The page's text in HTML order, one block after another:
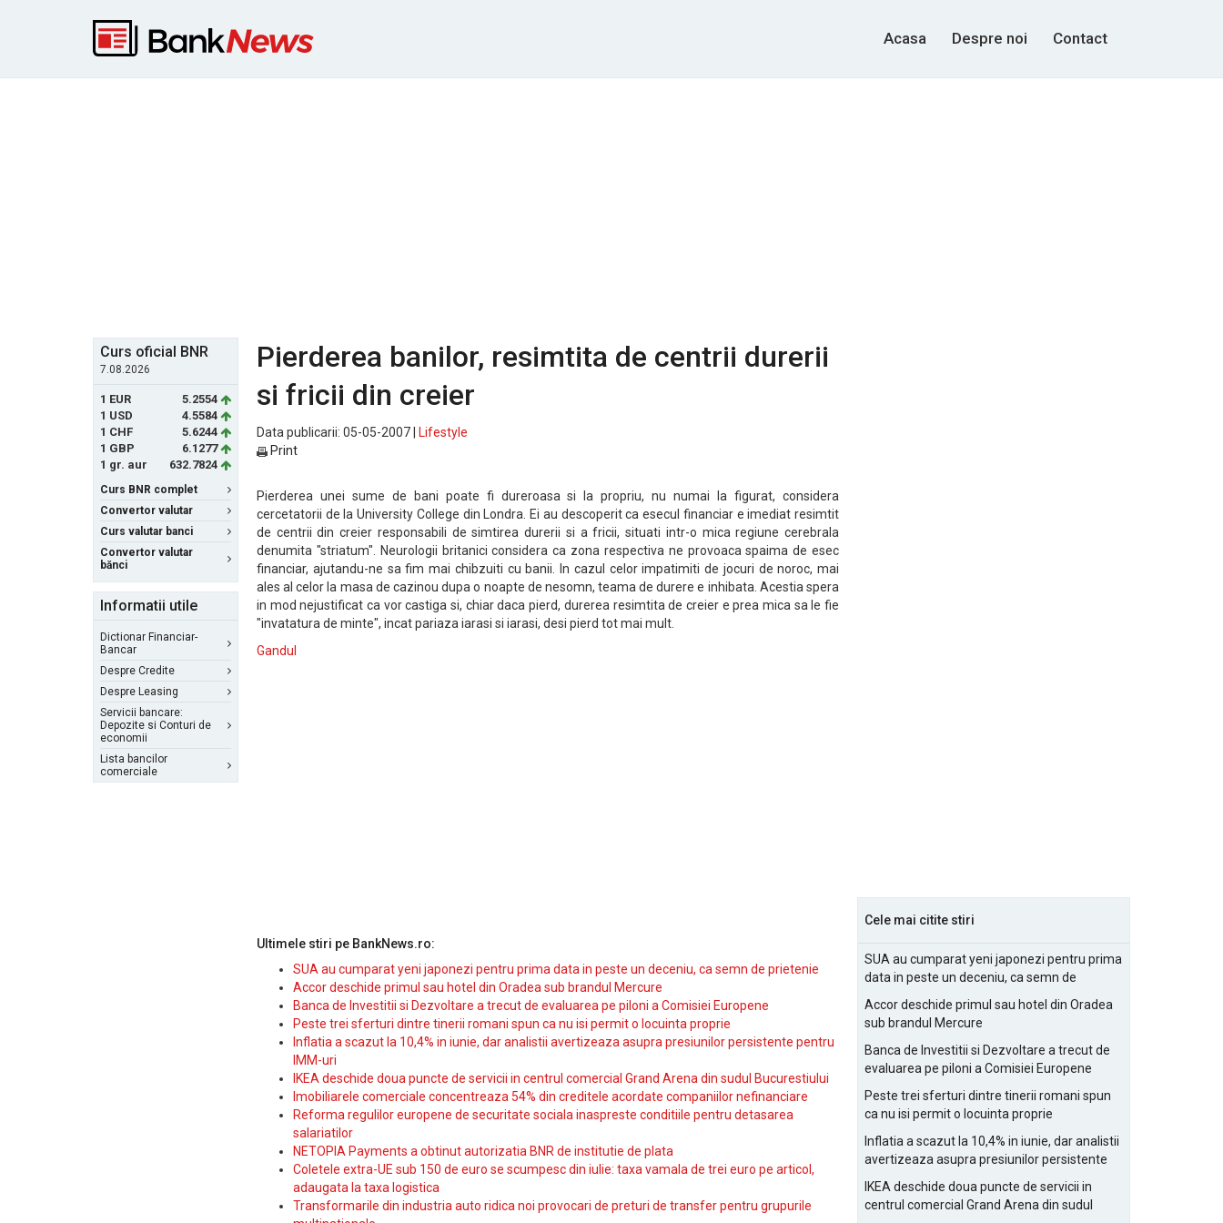
Acasa Despre noi Contact
Curs oficial BNR
7.08.2026
1 EUR
5.2554
1 USD
4.5584
1 CHF
5.6244
1 GBP
6.1277
1 gr. aur
632.7824
Curs BNR complet
Convertor valutar
Curs valutar banci
Convertor valutar
bănci
Informatii utile
Dictionar Financiar-
Bancar
Despre Credite
Despre Leasing
Servicii bancare:
Depozite si Conturi de
economii
Lista bancilor
comerciale
Pierderea banilor, resimtita de centrii durerii
si fricii din creier
Data publicarii: 05-05-2007 |
Lifestyle
Print
Pierderea unei sume de bani poate fi dureroasa si la propriu, nu numai la figurat, considera
cercetatorii de la University College din Londra. Ei au descoperit ca esecul financiar e imediat resimtit
de centrii din creier responsabili de simtirea durerii si a fricii, situati intr-o mica regiune cerebrala
denumita "striatum". Neurologii britanici considera ca zona respectiva ne provoaca spaima de esec
financiar, ajutandu-ne sa fim mai chibzuiti cu banii. In cazul celor impatimiti de jocuri de noroc, mai
ales al celor la masa de cazinou dupa o noapte de nesomn, teama de durere e inhibata. Acestia spera
in mod nejustificat ca vor castiga si, chiar daca pierd, durerea resimtita de creier e prea mica sa le fie
"invatatura de minte", incat pariaza iarasi si iarasi, desi pierd tot mai mult.
Gandul
Ultimele stiri pe BankNews.ro:
SUA au cumparat yeni japonezi pentru prima data in peste un deceniu, ca semn de prietenie
Accor deschide primul sau hotel din Oradea sub brandul Mercure
Banca de Investitii si Dezvoltare a trecut de evaluarea pe piloni a Comisiei Europene
Peste trei sferturi dintre tinerii romani spun ca nu isi permit o locuinta proprie
Inflatia a scazut la 10,4% in iunie, dar analistii avertizeaza asupra presiunilor persistente pentru
IMM-uri
IKEA deschide doua puncte de servicii in centrul comercial Grand Arena din sudul Bucurestiului
Imobiliarele comerciale concentreaza 54% din creditele acordate companiilor nefinanciare
Reforma regulilor europene de securitate sociala inaspreste conditiile pentru detasarea
salariatilor
NETOPIA Payments a obtinut autorizatia BNR de institutie de plata
Coletele extra-UE sub 150 de euro se scumpesc din iulie: taxa vamala de trei euro pe articol,
adaugata la taxa logistica
Transformarile din industria auto ridica noi provocari de preturi de transfer pentru grupurile
Cele mai citite stiri
SUA au cumparat yeni japonezi pentru prima
data in peste un deceniu, ca semn de
Accor deschide primul sau hotel din Oradea
sub brandul Mercure
Banca de Investitii si Dezvoltare a trecut de
evaluarea pe piloni a Comisiei Europene
Peste trei sferturi dintre tinerii romani spun
ca nu isi permit o locuinta proprie
Inflatia a scazut la 10,4% in iunie, dar analistii
avertizeaza asupra presiunilor persistente
IKEA deschide doua puncte de servicii in
centrul comercial Grand Arena din sudul